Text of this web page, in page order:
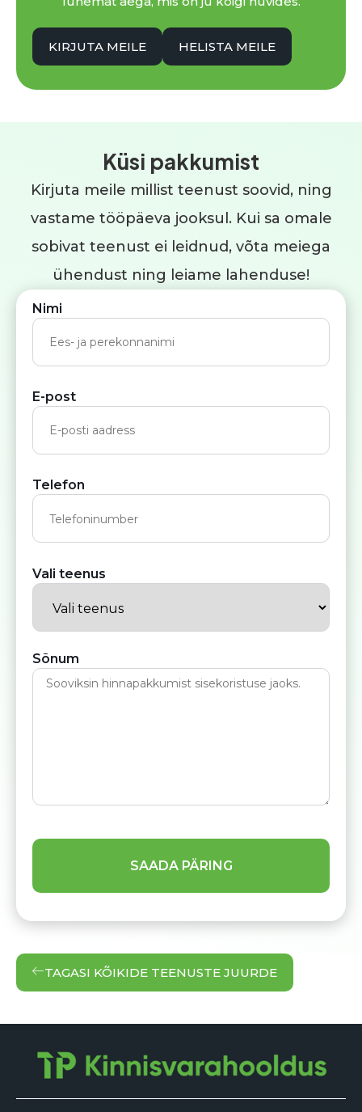
KIRJUTA MEILE HELISTA MEILE
Küsi pakkumist
Kirjuta meile millist teenust soovid, ning
vastame tööpäeva jooksul. Kui sa omale
sobivat teenust ei leidnud, võta meiega
ühendust ning leiame lahenduse!
Nimi
E-post
Telefon
Vali teenus
Sõnum
TAGASI KÕIKIDE TEENUSTE JUURDE